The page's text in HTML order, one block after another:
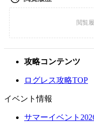
攻略コンテンツ
ログレス攻略TOP
イベント情報
サマーイベント